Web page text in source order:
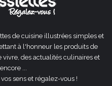
de cuisine illustrées simples et
à l'honneur les produits de
des actualités culinaires et
...
sens et régalez-vous !